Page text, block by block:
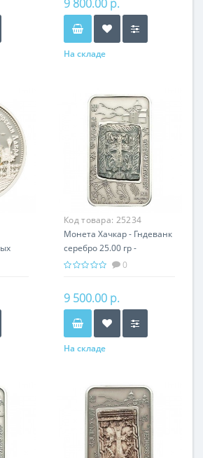
9 800.00 р.
На складе
Код товара: 25234
Монета Хачкар - Гндеванк
серебро 25.00 гр -
православный подарок
0
9 500.00 р.
На складе